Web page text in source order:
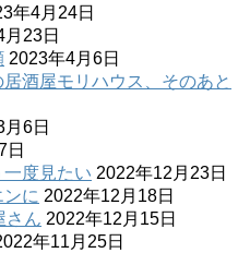
年4月24日
23日
2023年4月6日
酒屋モリハウス、そのあと
6日
日
度見たい 2022年12月23日
に 2022年12月18日
さん 2022年12月15日
年11月25日